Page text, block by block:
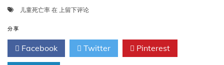
儿童死亡率 在 儿
亡
的
上留下评论
分享
Facebook Twitter Pinterest